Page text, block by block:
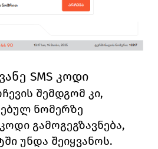
SMS კოდი
კოდი გამოგეგზავნება,
უნდა შეიყვანოს.